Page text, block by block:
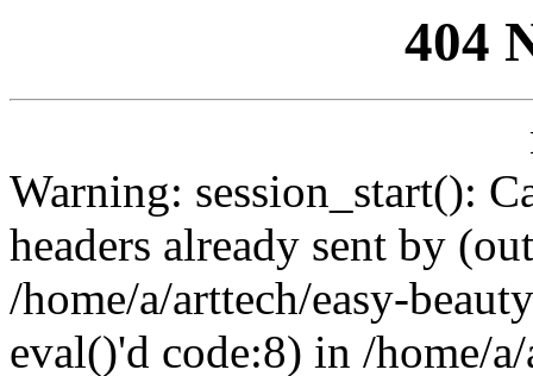
404
Warning: session_start():
headers already sent by
/home/a/arttech/easy-
eval()'d code:8) in /home/